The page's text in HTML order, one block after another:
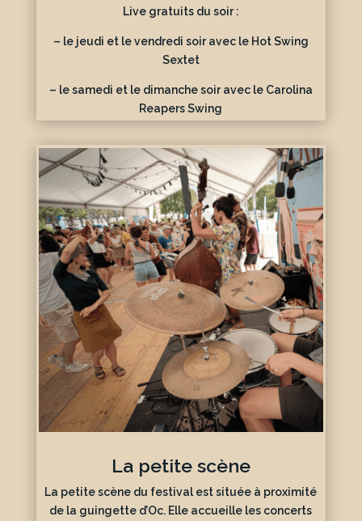
Live gratuits du soir :
– le jeudi et le vendredi soir avec le Hot Swing
Sextet
– le samedi et le dimanche soir avec le Carolina
Reapers Swing
La petite scène
La petite scène du festival est située à proximité
de la guingette d’Oc. Elle accueille les concerts